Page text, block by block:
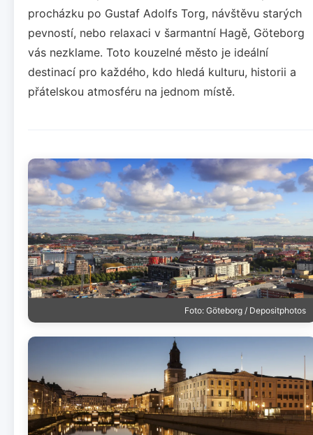
procházku po Gustaf Adolfs Torg, návštěvu starých
pevností, nebo relaxaci v šarmantní Hagě, Göteborg
vás nezklame. Toto kouzelné město je ideální
destinací pro každého, kdo hledá kulturu, historii a
přátelskou atmosféru na jednom místě.
Foto: Göteborg / Depositphotos